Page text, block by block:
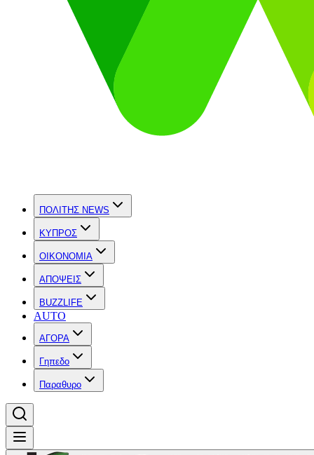
ΠΟΛΙΤΗΣ NEWS
ΚΥΠΡΟΣ
OIKONOMIA
ΑΠΟΨΕΙΣ
BUZZLIFE
AUTO
ΑΓΟΡΑ
Γηπεδο
Παραθυρο